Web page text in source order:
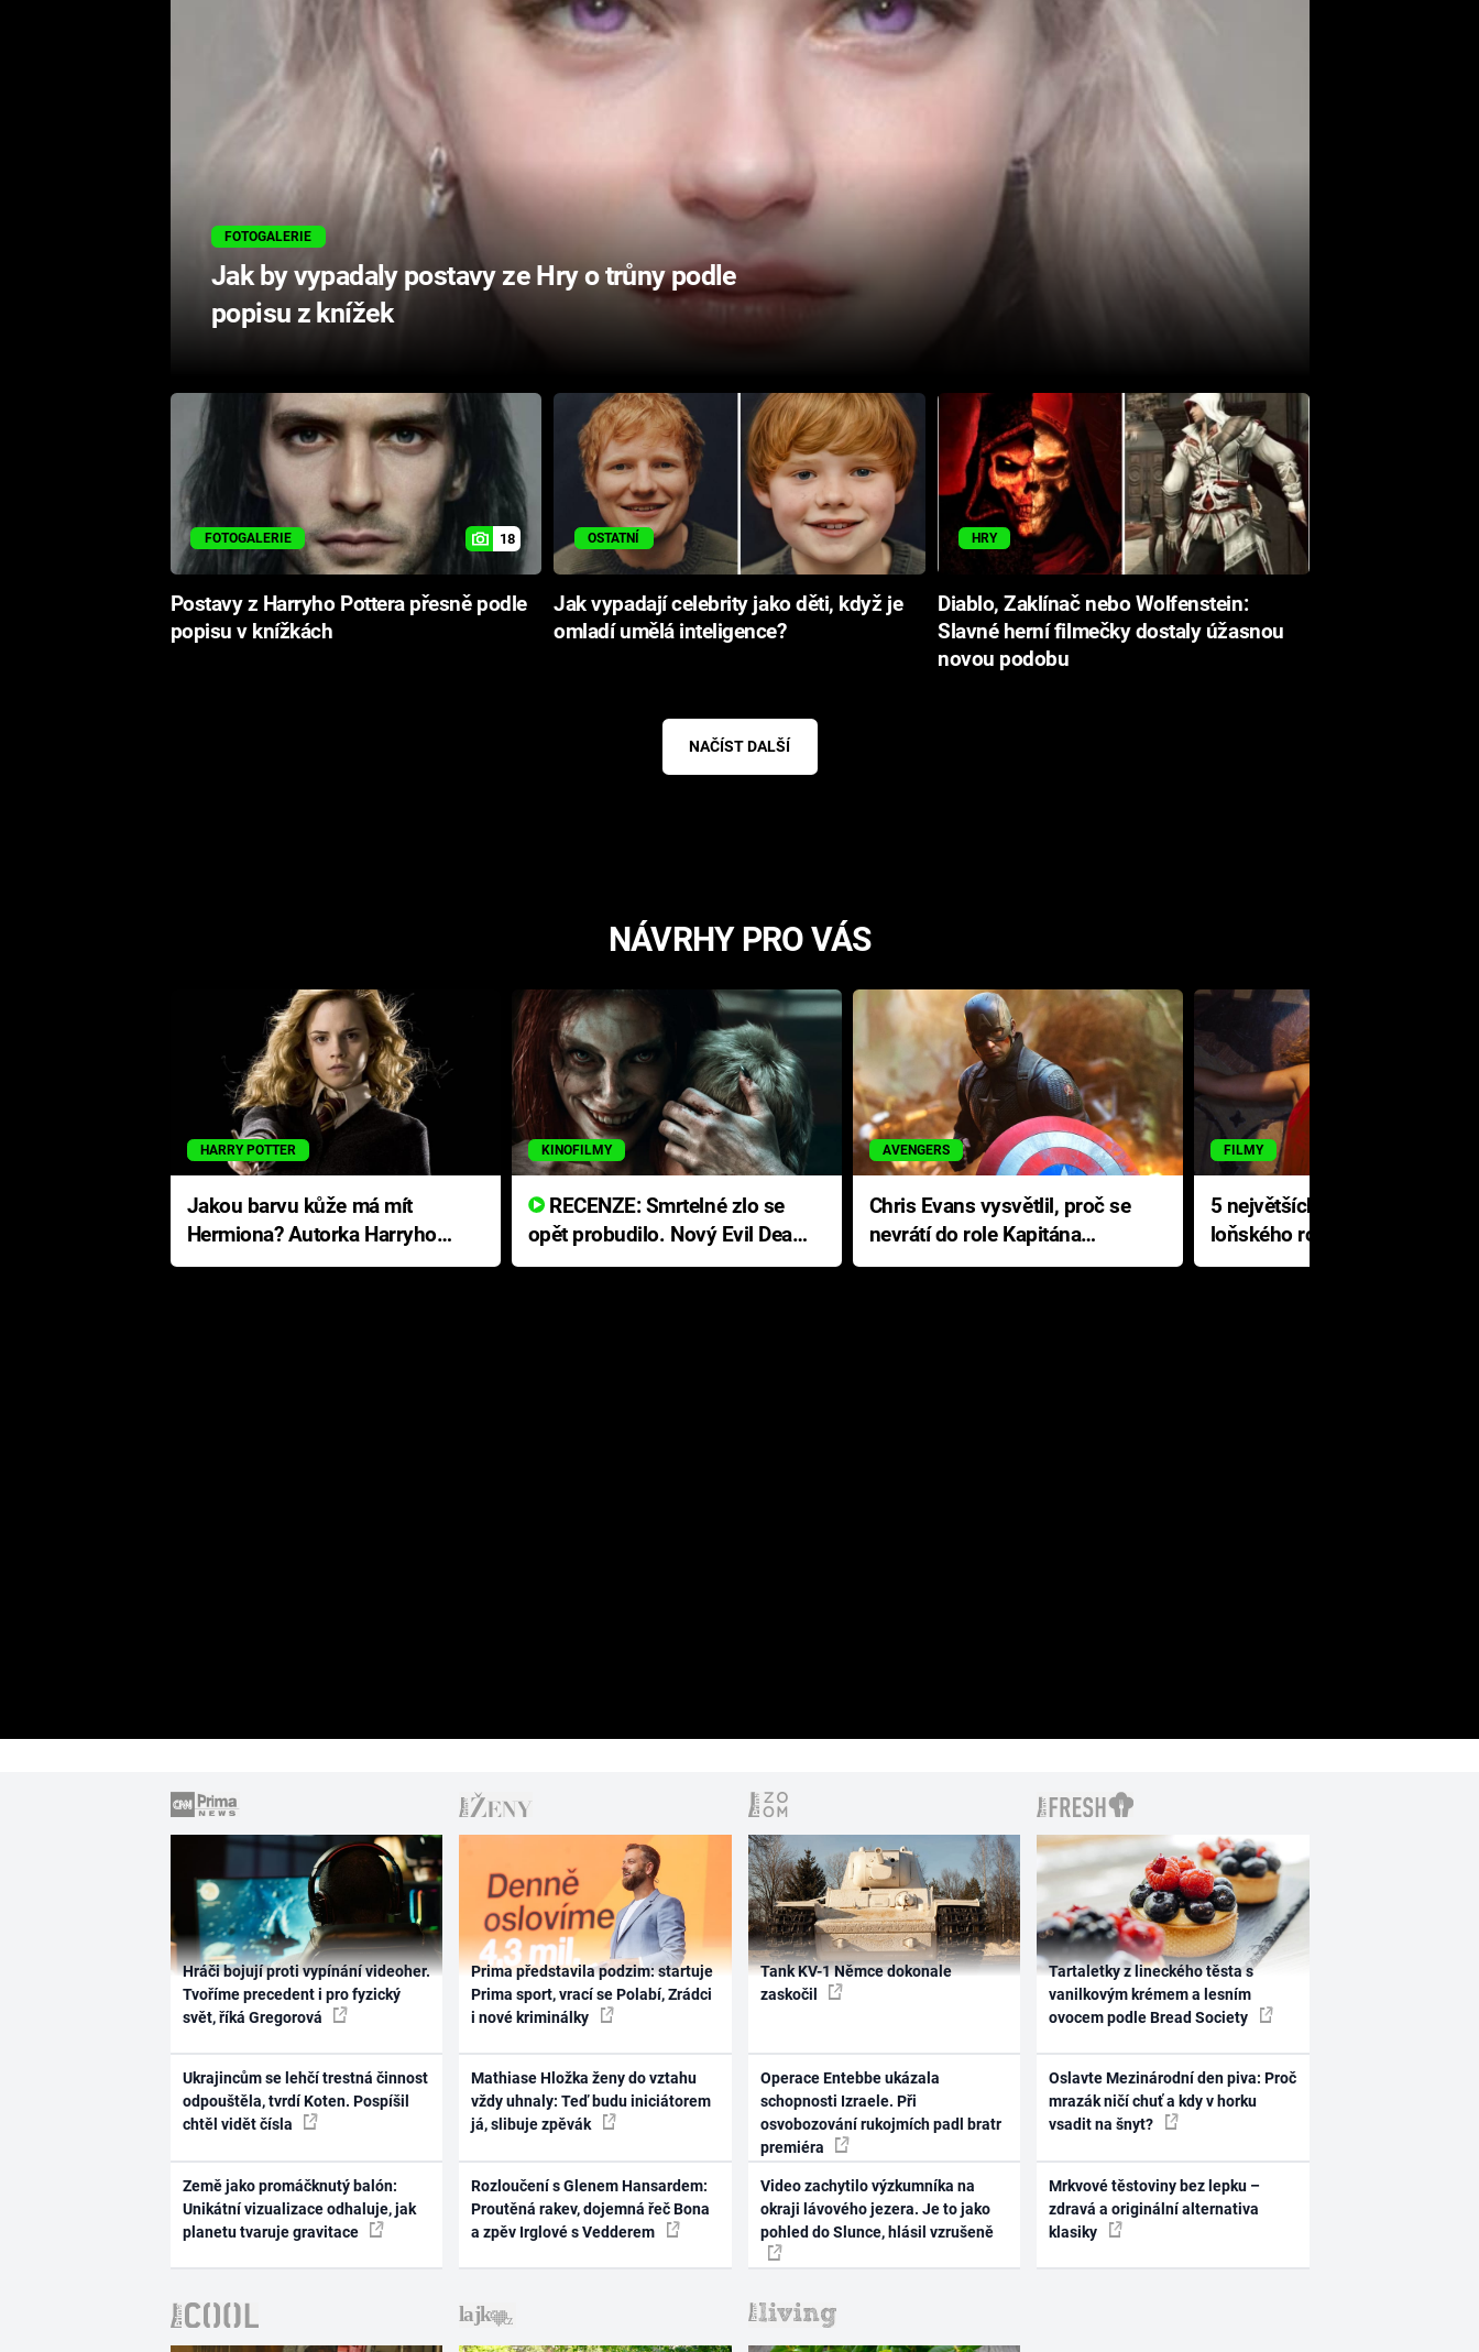
FOTOGALERIE
Jak by vypadaly postavy ze Hry o trůny podle
popisu z knížek
FOTOGALERIE 18
Postavy z Harryho Pottera přesně podle
popisu v knížkách
OSTATNÍ
Jak vypadají celebrity jako děti, když je
omladí umělá inteligence?
HRY
Diablo, Zaklínač nebo Wolfenstein:
Slavné herní filmečky dostaly úžasnou
novou podobu
NAČÍST DALŠÍ
NÁVRHY PRO VÁS
HARRY POTTER
Jakou barvu kůže má mít
Hermiona? Autorka Harryho
Pottera přišla s ráznou
KINOFILMY
RECENZE: Smrtelné zlo se
opět probudilo. Nový Evil Dead
přichází s neodolatelnou
AVENGERS
Chris Evans vysvětlil, proč se
nevrátí do role Kapitána
Ameriky
FILMY
5 největších propadáků
loňského roku: Disney na
jediné katastrofě prodělal 200
Hráči bojují proti vypínání videoher.
Tvoříme precedent i pro fyzický
svět, říká Gregorová
Ukrajincům se lehčí trestná činnost
odpouštěla, tvrdí Koten. Pospíšil
chtěl vidět čísla
Země jako promáčknutý balón:
Unikátní vizualizace odhaluje, jak
planetu tvaruje gravitace
Prima představila podzim: startuje
Prima sport, vrací se Polabí, Zrádci
i nové kriminálky
Mathiase Hložka ženy do vztahu
vždy uhnaly: Teď budu iniciátorem
já, slibuje zpěvák
Rozloučení s Glenem Hansardem:
Proutěná rakev, dojemná řeč Bona
a zpěv Irglové s Vedderem
Tank KV-1 Němce dokonale
zaskočil
Operace Entebbe ukázala
schopnosti Izraele. Při
osvobozování rukojmích padl bratr
premiéra
Video zachytilo výzkumníka na
okraji lávového jezera. Je to jako
pohled do Slunce, hlásil vzrušeně
Tartaletky z lineckého těsta s
vanilkovým krémem a lesním
ovocem podle Bread Society
Oslavte Mezinárodní den piva: Proč
mrazák ničí chuť a kdy v horku
vsadit na šnyt?
Mrkvové těstoviny bez lepku –
zdravá a originální alternativa
klasiky